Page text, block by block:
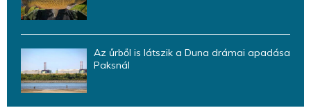
Az űrből is látszik a Duna drámai apadása
Paksnál